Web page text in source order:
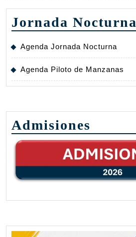
Jornada Nocturna
Agenda Jornada Nocturna
Agenda Piloto de Manzanas
Admisiones